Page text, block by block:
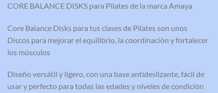
CORE BALANCE DISKS para Pilates de la marca Amaya
Core Balance Disks para tus clases de Pilates son unos
Discos para mejorar el equilibrio, la coordinación y fortalecer
los músculos
Diseño versátil y ligero, con una base antideslizante, fácil de
usar y perfecto para todas las edades y niveles de condición